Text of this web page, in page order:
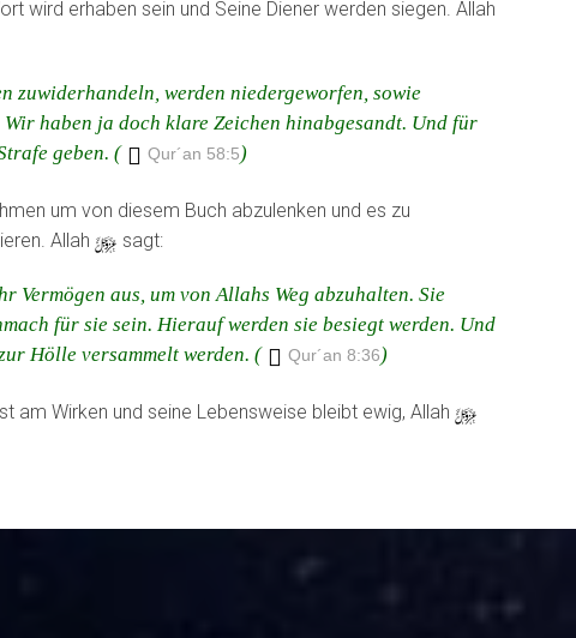
wird erhaben sein und Seine Diener werden siegen. Allah
zuwiderhandeln, werden niedergeworfen, sowie
haben ja doch klare Zeichen hinabgesandt. Und für
geben. (
Qur´an 58:5)
um von diesem Buch abzulenken und es zu
Allah y sagt:
aus, um von Allahs Weg abzuhalten. Sie
für sie sein. Hierauf werden sie besiegt werden. Und
Hölle versammelt werden. (
Qur´an 8:36)
am Wirken und seine Lebensweise bleibt ewig, Allah y